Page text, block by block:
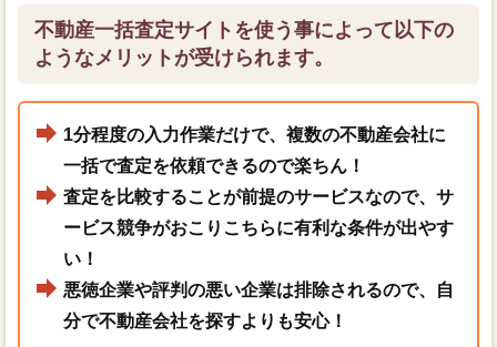
不動産一括査定サイトを使う事によって以下の
ようなメリットが受けられます。
1分程度の入力作業だけで、複数の不動産会社に
一括で査定を依頼できるので楽ちん！
査定を比較することが前提のサービスなので、サ
ービス競争がおこりこちらに有利な条件が出やす
い！
悪徳企業や評判の悪い企業は排除されるので、自
分で不動産会社を探すよりも安心！